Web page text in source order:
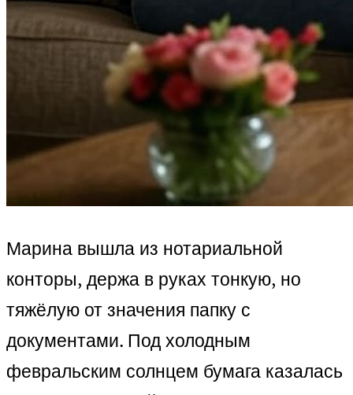
Марина вышла из нотариальной
конторы, держа в руках тонкую, но
тяжёлую от значения папку с
документами. Под холодным
февральским солнцем бумага казалась